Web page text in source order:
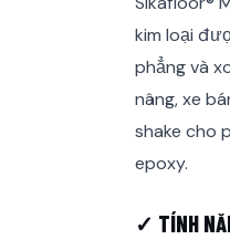
kim loại
phẳng và
nâng, xe
shake cho
epoxy.
✓ TÍNH